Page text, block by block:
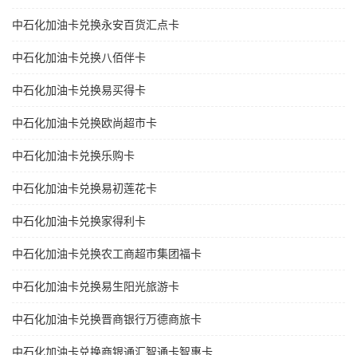
中石化加油卡兑换永安百货汇点卡
中石化加油卡兑换八佰伴卡
中石化加油卡兑换易买得卡
中石化加油卡兑换欧尚超市卡
中石化加油卡兑换乐购卡
中石化加油卡兑换易初莲花卡
中石化加油卡兑换家得利卡
中石化加油卡兑换农工商超市集团福卡
中石化加油卡兑换易生阳光旅游卡
中石化加油卡兑换晋商银行万德商旅卡
中石化加油卡兑换商银通汇智通卡智惠卡